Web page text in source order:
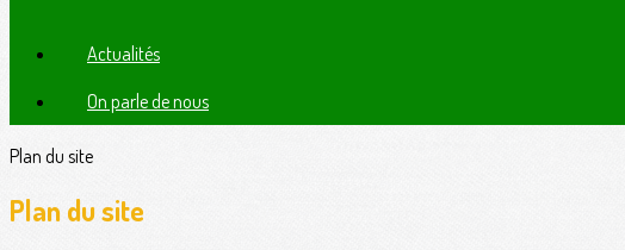
Actualités
On parle de nous
Plan du site
Plan du site